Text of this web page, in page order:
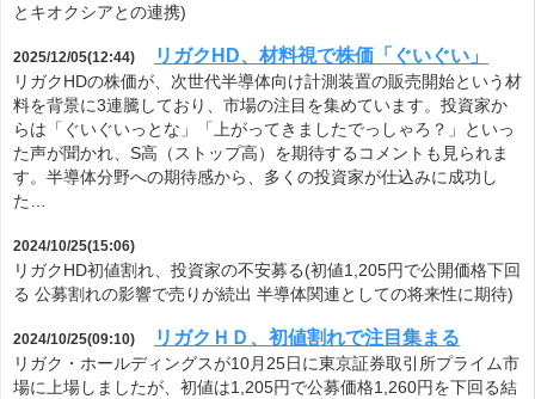
とキオクシアとの連携)
2025/12/05(12:44) リガクHD、材料視で株価「ぐいぐい」
リガクHDの株価が、次世代半導体向け計測装置の販売開始という材
料を背景に3連騰しており、市場の注目を集めています。投資家か
らは「ぐいぐいっとな」「上がってきましたでっしゃろ？」といっ
た声が聞かれ、S高（ストップ高）を期待するコメントも見られま
す。半導体分野への期待感から、多くの投資家が仕込みに成功し
た…
2024/10/25(15:06)
リガクHD初値割れ、投資家の不安募る(初値1,205円で公開価格下回
る 公募割れの影響で売りが続出 半導体関連としての将来性に期待)
2024/10/25(09:10) リガクＨＤ、初値割れで注目集まる
リガク・ホールディングスが10月25日に東京証券取引所プライム市
場に上場しましたが、初値は1,205円で公募価格1,260円を下回る結